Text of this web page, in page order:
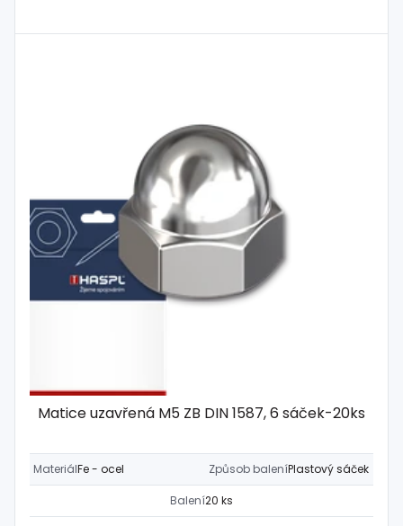
Matice uzavřená M5 ZB DIN 1587, 6 sáček-20ks
MateriálFe - ocel Způsob baleníPlastový sáček
Balení20 ks